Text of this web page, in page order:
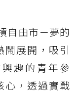
自由市－夢的
展開，吸引
趣的青年參
心，透過實戰